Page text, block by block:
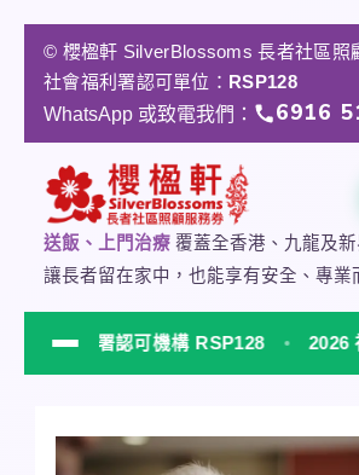
© 櫻楹軒 SilverBlossoms 長者社區照
社會福利署認可單位： RSP128
WhatsApp 或致電我們：
6916
送飯、上門治療 覆蓋全香港、九龍及新
讓長者留在家中，也能享有安全、專業
利署認可機構 RSP128 2026 社區照